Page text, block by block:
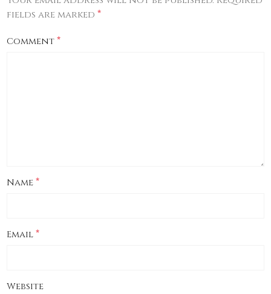
fields are marked*
Comment*
Name*
Email*
Website